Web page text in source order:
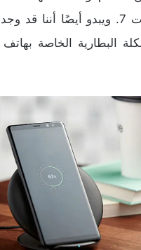
هاتف جلاكسي نوت 7. ويبدو أيضًا